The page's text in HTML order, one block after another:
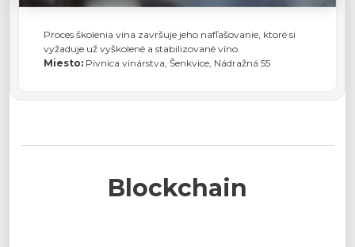
Proces školenia vína završuje jeho nafľašovanie, ktoré si
vyžaduje už vyškolené a stabilizované víno.
Miesto: Pivnica vinárstva, Šenkvice, Nádražná 55
Blockchain